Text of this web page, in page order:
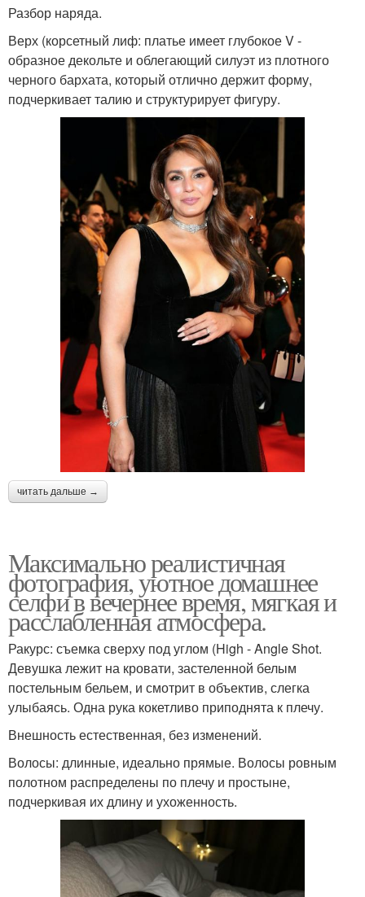
Разбор наряда.
Верх (корсетный лиф: платье имеет глубокое V -
образное декольте и облегающий силуэт из плотного
черного бархата, который отлично держит форму,
подчеркивает талию и структурирует фигуру.
читать дальше →
Максимально реалистичная
фотография, уютное домашнее
селфи в вечернее время, мягкая и
расслабленная атмосфера.
Ракурс: съемка сверху под углом (High - Angle Shot.
Девушка лежит на кровати, застеленной белым
постельным бельем, и смотрит в объектив, слегка
улыбаясь. Одна рука кокетливо приподнята к плечу.
Внешность естественная, без изменений.
Волосы: длинные, идеально прямые. Волосы ровным
полотном распределены по плечу и простыне,
подчеркивая их длину и ухоженность.